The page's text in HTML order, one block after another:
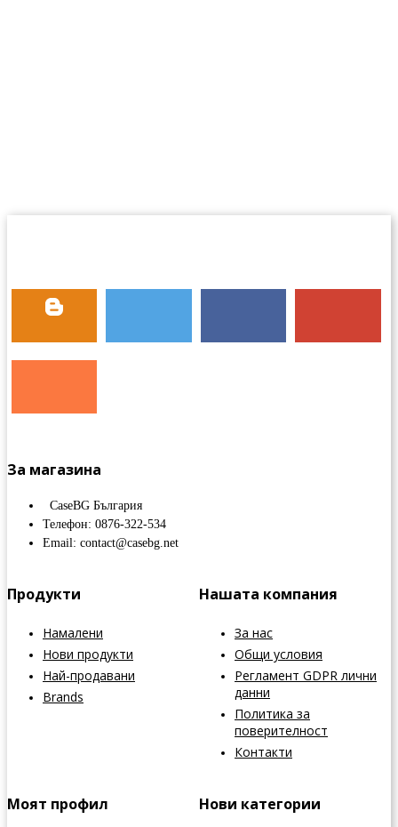
За магазина
CaseBG България
Телефон: 0876-322-534
Email: contact@casebg.net
Продукти
Намалени
Нови продукти
Най-продавани
Brands
Нашата компания
За нас
Общи условия
Регламент GDPR лични
данни
Политика за
поверителност
Контакти
Моят профил Нови категории